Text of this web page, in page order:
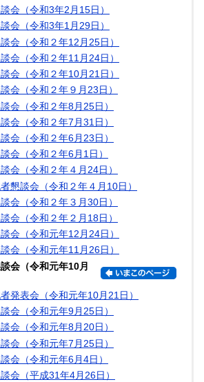
会（令和3年2月15日）
会（令和3年1月29日）
会（令和２年12月25日）
会（令和２年11月24日）
会（令和２年10月21日）
会（令和２年９月23日）
会（令和２年8月25日）
会（令和２年7月31日）
会（令和２年6月23日）
会（令和２年6月1日）
会（令和２年４月24日）
懇談会（令和２年４月10日）
会（令和２年３月30日）
会（令和２年２月18日）
会（令和元年12月24日）
会（令和元年11月26日）
会（令和元年10月
発表会（令和元年10月21日）
会（令和元年9月25日）
会（令和元年8月20日）
会（令和元年7月25日）
会（令和元年6月4日）
会（平成31年4月26日）